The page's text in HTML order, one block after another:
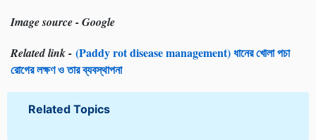
Image source - Google
Related link - (Paddy rot disease management) ধানের খোলা পচা
রোগের লক্ষণ ও তার ব্যবস্থাপনা
Related Topics